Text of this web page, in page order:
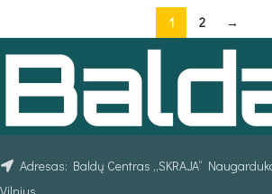
1 2 →
Adresas: Baldų Centras „SKRAJA“